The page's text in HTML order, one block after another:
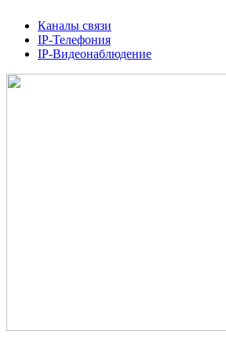
Каналы связи
IP-Телефония
IP-Видеонаблюдение